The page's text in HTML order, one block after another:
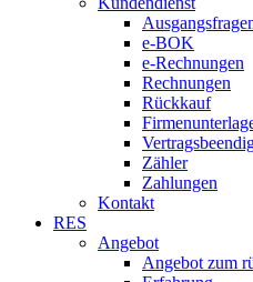
e-BOK
e-Rechnungen
Rechnungen
Rückkauf
Zähler
Zahlungen
Kontakt
RES
Angebot
Angebot zum